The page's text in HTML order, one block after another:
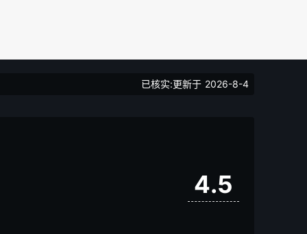
已核实:更新于 2026-8-4
4.5